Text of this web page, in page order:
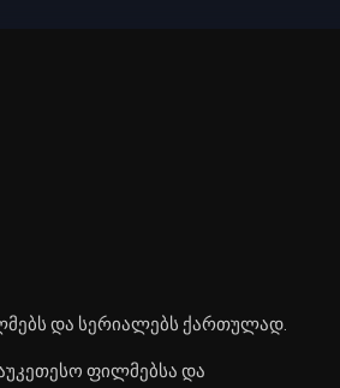
და სერიალებს ქართულად.
ფილმებსა და